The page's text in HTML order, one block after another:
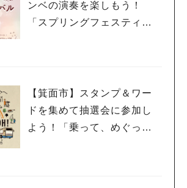
ンベの演奏を楽しもう！
「スプリングフェスティバ
【箕面市】スタンプ＆ワー
ドを集めて抽選会に参加し
よう！「乗って、めぐっ